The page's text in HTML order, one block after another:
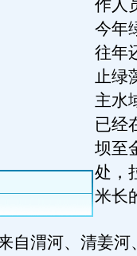
作人
今年
往年
止绿
主水
已经
坝至
处，
米长
渭河、清姜河